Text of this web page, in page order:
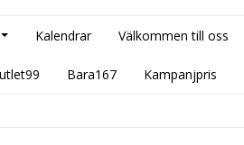
Kalendrar Välkommen till oss
Bara167 Kampanjpris